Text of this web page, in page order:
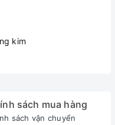
kim
sách mua hàng
sách vận chuyển